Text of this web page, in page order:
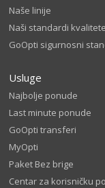
Naše linije
Naši standardi kvalitete
GoOpti sigurnosni
Usluge
Najbolje ponude
Last minute ponude
GoOpti transferi
MyOpti
Paket Bez brige
Centar za korisničku